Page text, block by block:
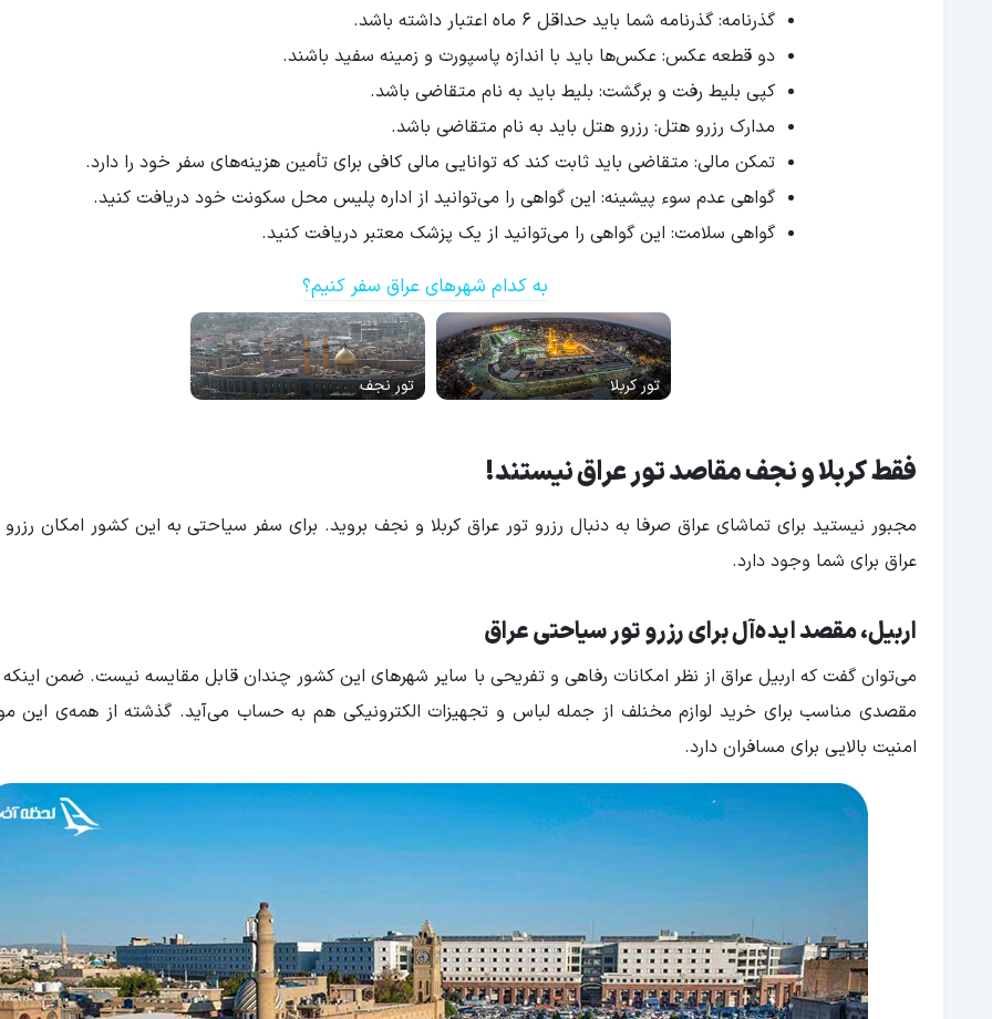
گذرنامه: گذرنامه شما باید حداقل 6 ماه اعتبار داشته باشد.
دو قطعه عکس: عکس‌ها باید با اندازه پاسپورت و زمینه سفید باشند.
کپی بلیط رفت و برگشت: بلیط باید به نام متقاضی باشد.
مدارک رزرو هتل: رزرو هتل باید به نام متقاضی باشد.
تمکن مالی: متقاضی باید ثابت کند که توانایی مالی کافی برای تأمین هزینه‌های سفر خود را دارد.
گواهی عدم سوء پیشینه: این گواهی را می‌توانید از اداره پلیس محل سکونت خود دریافت کنید.
گواهی سلامت: این گواهی را می‌توانید از یک پزشک معتبر دریافت کنید.
به کدام شهرهای عراق سفر کنیم؟
تور کربلا تور نجف
فقط کربلا و نجف مقاصد تور عراق نیستند!
مجبور نیستید برای تماشای عراق صرفا به دنبال رزرو تور عراق کربلا و نجف بروید. برای سفر سیاحتی به این کشور امکان رزرو
عراق برای شما وجود دارد.
اربیل، مقصد ایده‌آل برای رزرو تور سیاحتی عراق
می‌توان گفت که اربیل عراق از نظر امکانات رفاهی و تفریحی با سایر شهرهای این کشور چندان قابل مقایسه نیست. ضمن
مقصدی مناسب برای خرید لوازم مخنلف از جمله لباس و تجهیزات الکترونیکی هم به حساب می‌آید. گذشته از همه‌ی این
امنیت بالایی برای مسافران دارد.